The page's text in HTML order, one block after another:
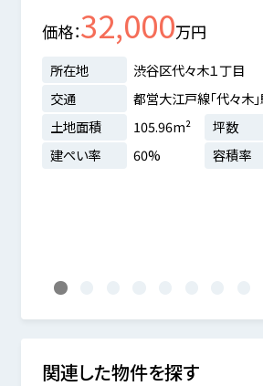
価格 32,000万円
所在地
渋谷区代々木１丁目
交通
都営大江戸線「代々木
土地面積
105.96m² 坪数
建ぺい率
60% 容積率
1
関連した物件を探す